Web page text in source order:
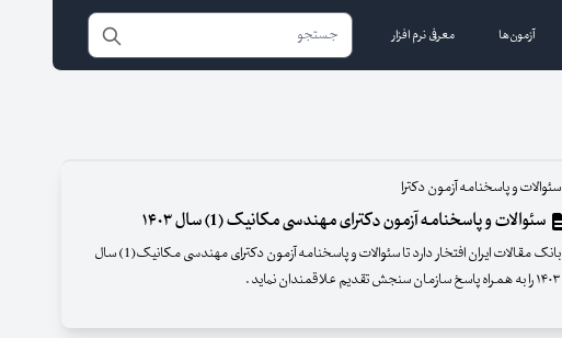
آزمون‌ها معرفی نرم افزار
سئوالات و پاسخنامه آزمون دکترا
سئوالات و پاسخنامه آزمون دکترای مهندسی مکانیک (1) سال ۱۴۰۳
بانک مقالات ایران افتخار دارد تا سئوالات و پاسخنامه آزمون دکترای مهندسی مکانیک(1) سال
۱۴۰۳ را به همراه پاسخ سازمان سنجش تقدیم علاقمندان نماید .